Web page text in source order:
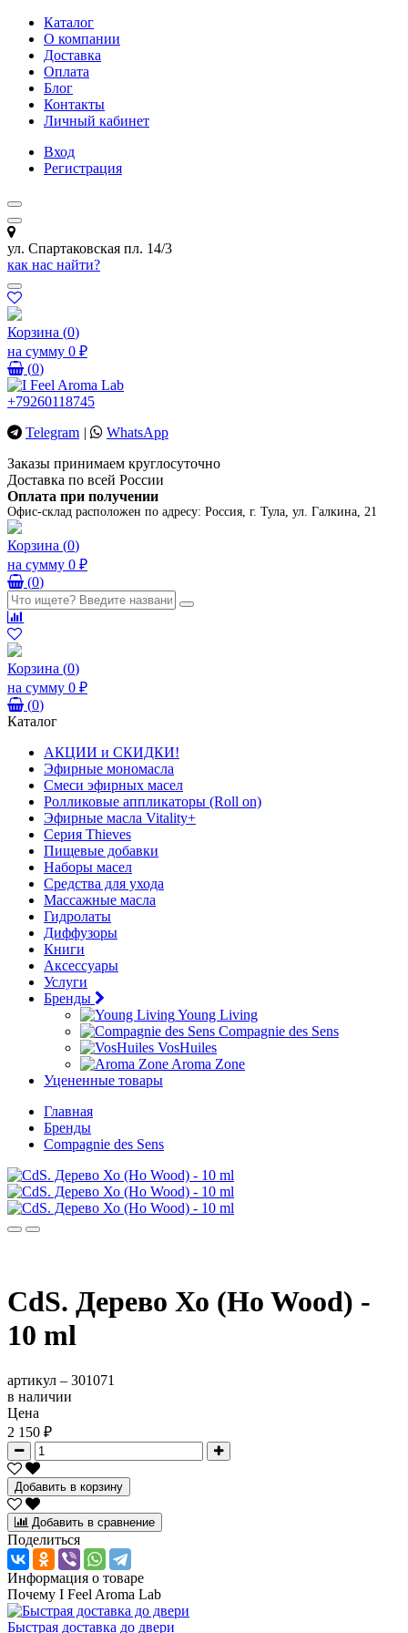
Каталог
О компании
Доставка
Оплата
Блог
Контакты
Личный кабинет
Вход
Регистрация
ул. Спартаковская пл. 14/3
как нас найти?
Корзина (0)
на сумму 0 ₽
(0)
+79260118745
Telegram |
WhatsApp
Заказы принимаем круглосуточно
Доставка по всей России
Оплата при получении
Офис-склад расположен по адресу: Россия, г. Тула, ул. Галкина, 21
Корзина (0)
на сумму 0 ₽
(0)
Корзина (0)
на сумму 0 ₽
(0)
Каталог
АКЦИИ и СКИДКИ!
Эфирные мономасла
Смеси эфирных масел
Ролликовые аппликаторы (Roll on)
Эфирные масла Vitality+
Серия Thieves
Пищевые добавки
Наборы масел
Средства для ухода
Массажные масла
Гидролаты
Диффузоры
Книги
Аксессуары
Услуги
Бренды
Young Living
Compagnie des Sens
VosHuiles
Aroma Zone
Уцененные товары
Главная
Бренды
Compagnie des Sens
CdS. Дерево Хо (Ho Wood) -
10 ml
артикул – 301071
в наличии
Цена
2 150 ₽
Добавить в корзину
Добавить в сравнение
Поделиться
Информация о товаре
Почему I Feel Aroma Lab
Быстрая доставка до двери